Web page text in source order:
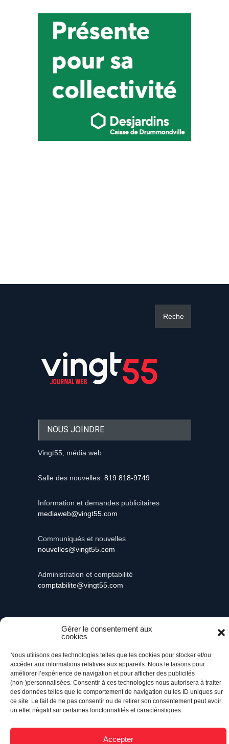
Gérer le consentement aux
cookies
Nous utilisons des technologies telles que les cookies pour stocker et/ou
accéder aux informations relatives aux appareils. Nous le faisons pour
améliorer l’expérience de navigation et pour afficher des publicités
(non-)personnalisées. Consentir à ces technologies nous autorisera à traiter
des données telles que le comportement de navigation ou les ID uniques sur
ce site. Le fait de ne pas consentir ou de retirer son consentement peut avoir
un effet négatif sur certaines fonctonnalités et caractéristiques.
Accepter
NOUS JOINDRE
Vingt55, média web
Salle des nouvelles: 819 818-9749
Information et demandes publicitaires
mediaweb@vingt55.com
Communiqués et nouvelles
nouvelles@vingt55.com
Administration et comptabilité
comptabilite@vingt55.com
Vingt55©Propulsé par Versom VR
Retour à l’accueil